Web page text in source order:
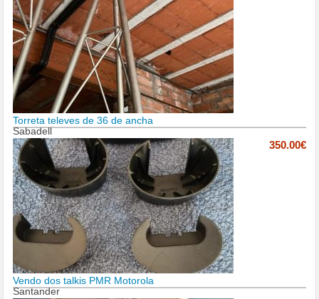
Torreta televes de 36 de ancha
Sabadell
350.00€
Vendo dos talkis PMR Motorola
Santander